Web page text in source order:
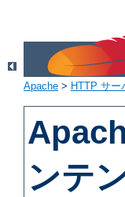
Apache > HTTP サー
ンテ